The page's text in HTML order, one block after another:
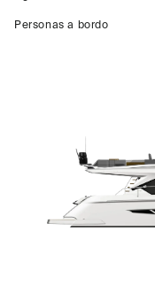
Personas a bordo